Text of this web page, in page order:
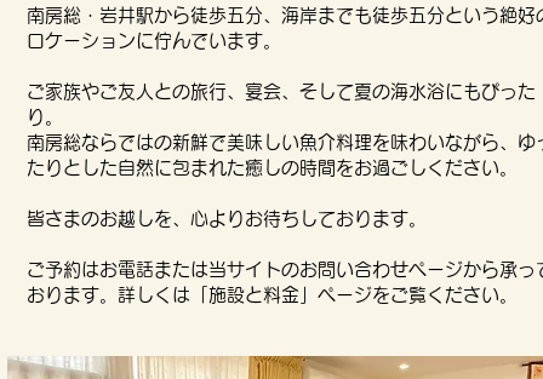
南房総・岩井駅から徒歩五分、海岸までも徒歩五分という絶好
ロケーションに佇んでいます。
ご家族やご友人との旅行、宴会、そして夏の海水浴にもぴった
り。
南房総ならではの新鮮で美味しい魚介料理を味わいながら、ゆ
たりとした自然に包まれた癒しの時間をお過ごしください。
皆さまのお越しを、心よりお待ちしております。
ご予約はお電話または当サイトのお問い合わせページから承っ
おります。詳しくは「施設と料金」ページをご覧ください。